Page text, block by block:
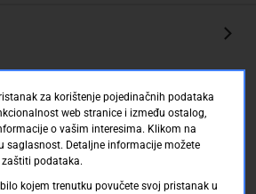
za korištenje pojedinačnih podataka
web stranice i između ostalog,
o vašim interesima. Klikom na
saglasnost. Detaljne informacije možete
podataka.
kojem trenutku povučete svoj pristanak u